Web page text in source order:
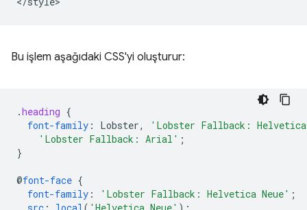
Bu işlem aşağıdaki CSS'yi oluşturur:
.heading {
font-family : Lobster,
'Lobster Fallback:
'Lobster Fallback: Arial' ;
}
@font-face {
font-family : 'Lobster Fallback: Helvetica Neue' ;